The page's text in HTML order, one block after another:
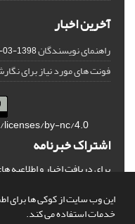
این وب سایت از کوکی ها برای
خدمات استفاده می کند.
آخرین اخبار
راهنمای نویسندگان1398-03-23
فونت های مورد نیاز برای
by-nc/4.0/
اشتراک خبرنامه
برای دریافت اخبار و